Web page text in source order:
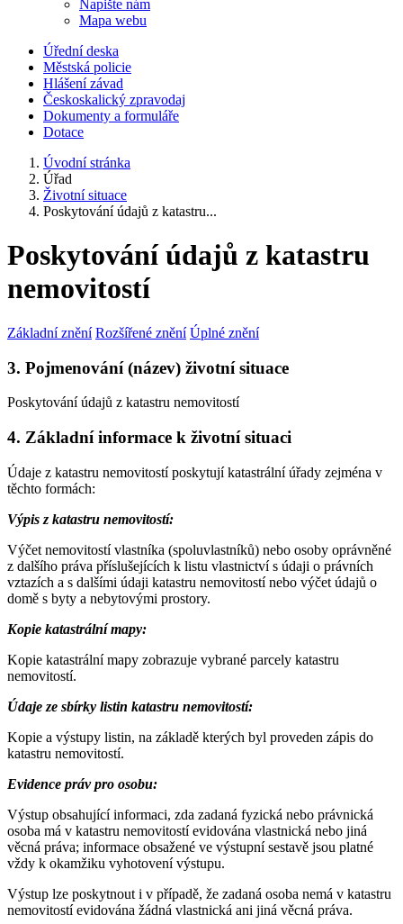
Napište nám
Mapa webu
Úřední deska
Městská policie
Hlášení závad
Českoskalický zpravodaj
Dokumenty a formuláře
Dotace
Úvodní stránka
Úřad
Životní situace
Poskytování údajů z katastru...
Poskytování údajů z katastru
nemovitostí
Základní znění Rozšířené znění Úplné znění
3. Pojmenování (název) životní situace
Poskytování údajů z katastru nemovitostí
4. Základní informace k životní situaci
Údaje z katastru nemovitostí poskytují katastrální úřady zejména v
těchto formách:
Výpis z katastru nemovitostí:
Výčet nemovitostí vlastníka (spoluvlastníků) nebo osoby oprávněné
z dalšího práva příslušejících k listu vlastnictví s údaji o právních
vztazích a s dalšími údaji katastru nemovitostí nebo výčet údajů o
domě s byty a nebytovými prostory.
Kopie katastrální mapy:
Kopie katastrální mapy zobrazuje vybrané parcely katastru
nemovitostí.
Údaje ze sbírky listin katastru nemovitostí:
Kopie a výstupy listin, na základě kterých byl proveden zápis do
katastru nemovitostí.
Evidence práv pro osobu:
Výstup obsahující informaci, zda zadaná fyzická nebo právnická
osoba má v katastru nemovitostí evidována vlastnická nebo jiná
věcná práva; informace obsažené ve výstupní sestavě jsou platné
vždy k okamžiku vyhotovení výstupu.
Výstup lze poskytnout i v případě, že zadaná osoba nemá v katastru
nemovitostí evidována žádná vlastnická ani jiná věcná práva.